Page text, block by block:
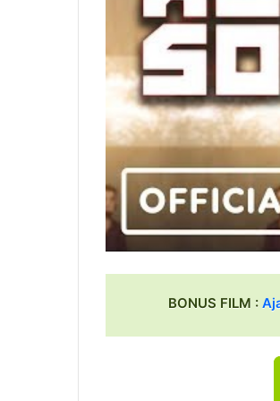
BONUS FILM :